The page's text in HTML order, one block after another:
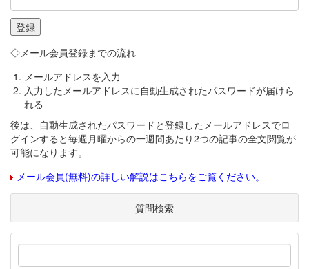
◇メール会員登録までの流れ
メールアドレスを入力
入力したメールアドレスに自動生成されたパスワードが届けら
れる
後は、自動生成されたパスワードと登録したメールアドレスでロ
グインすると毎週月曜からの一週間あたり2つの記事の全文閲覧が
可能になります。
メール会員(無料)の詳しい解説はこちらをご覧ください。
質問検索